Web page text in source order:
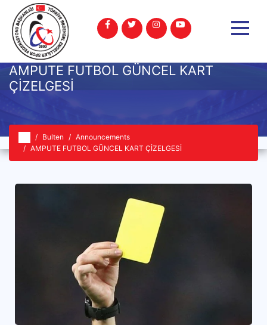
AMPUTE FUTBOL GÜNCEL KART
ÇİZELGESİ
Bulten
Announcements
AMPUTE FUTBOL GÜNCEL KART ÇİZELGESİ